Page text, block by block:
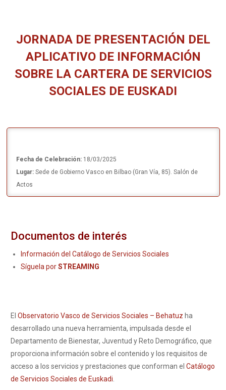
JORNADA DE PRESENTACIÓN DEL
APLICATIVO DE INFORMACIÓN
SOBRE LA CARTERA DE SERVICIOS
SOCIALES DE EUSKADI
Fecha de Celebración: 18/03/2025
Lugar: Sede de Gobierno Vasco en Bilbao (Gran Vía, 85). Salón de
Actos
Documentos de interés
Información del Catálogo de Servicios Sociales
Síguela porSTREAMING
El Observatorio Vasco de Servicios Sociales – Behatuz ha
desarrollado una nueva herramienta, impulsada desde el
Departamento de Bienestar, Juventud y Reto Demográfico, que
proporciona información sobre el contenido y los requisitos de
acceso a los servicios y prestaciones que conforman el Catálogo
de Servicios Sociales de Euskadi